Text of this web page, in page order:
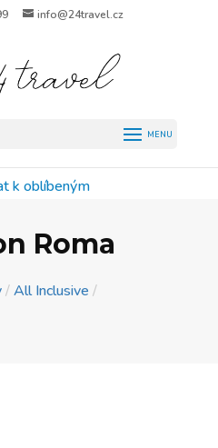
info@24travel.cz
k oblíbeným
Roma
/All Inclusive /